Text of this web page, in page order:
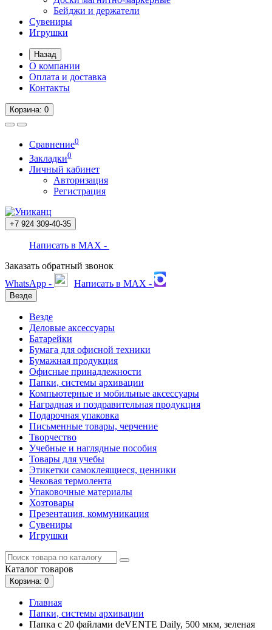
Бейджи и держатели
Сувениры
Игрушки
Назад
О компании
Оплата и доставка
Контакты
Корзина: 0
Сравнение0
Закладки0
Личный кабинет
Авторизация
Регистрация
+7 924 309-40-35
Написать в MAX -
Заказать обратный звонок
WhatsApp -
Написать в MAX -
Везде
Везде
Деловые аксессуары
Батарейки
Бумага для офисной техники
Бумажная продукция
Офисные принадлежности
Папки, системы архивации
Компьютерные и мобильные аксессуары
Наградная и поздравительная продукция
Подарочная упаковка
Письменные товары, черчение
Творчество
Учебные и наглядные пособия
Товары для учебы
Этикетки самоклеящиеся, ценники
Чековая термолента
Упаковочные материалы
Хозтовары
Презентация, коммуникация
Сувениры
Игрушки
Каталог товаров
Корзина: 0
Главная
Папки, системы архивации
Папка с 20 файлами deVENTE Daily, 500 мкм, зеленая